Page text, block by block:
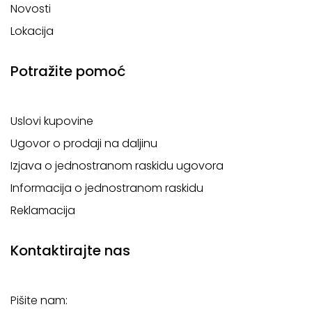
Novosti
Lokacija
Potražite pomoć
Uslovi kupovine
Ugovor o prodaji na daljinu
Izjava o jednostranom raskidu ugovora
Informacija o jednostranom raskidu
Reklamacija
Kontaktirajte nas
Pišite nam: